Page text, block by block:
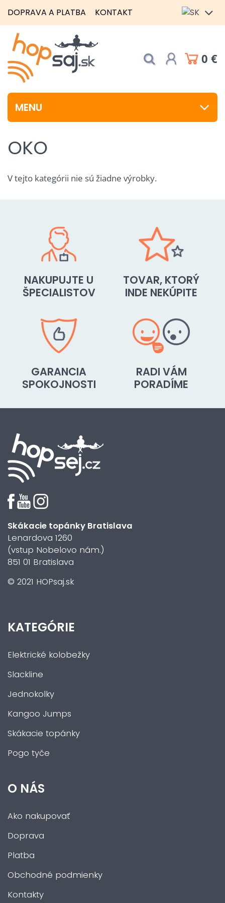
DOPRAVA A PLATBA KONTAKT
0 €
MENU
OKO
V tejto kategórii nie sú žiadne výrobky.
NAKUPUJTE U
ŠPECIALISTOV
TOVAR, KTORÝ
INDE NEKÚPITE
GARANCIA
SPOKOJNOSTI
RADI VÁM
PORADÍME
Skákacie topánky Bratislava
Lenardova 1260
(vstup Nobelovo nám.)
851 01 Bratislava
© 2021 HOPsaj.sk
KATEGÓRIE
Elektrické kolobežky
Slackline
Jednokolky
Kangoo Jumps
Skákacie topánky
Pogo tyče
O NÁS
Ako nakupovať
Doprava
Platba
Obchodné podmienky
Kontakty